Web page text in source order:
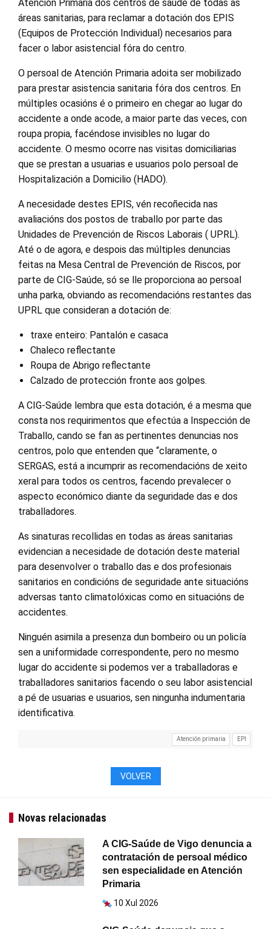
Atención Primaria dos centros de saúde de todas as
áreas sanitarias, para reclamar a dotación dos EPIS
(Equipos de Protección Individual) necesarios para
facer o labor asistencial fóra do centro.
O persoal de Atención Primaria adoita ser mobilizado
para prestar asistencia sanitaria fóra dos centros. En
múltiples ocasións é o primeiro en chegar ao lugar do
accidente a onde acode, a maior parte das veces, con
roupa propia, facéndose invisibles no lugar do
accidente. O mesmo ocorre nas visitas domiciliarias
que se prestan a usuarias e usuarios polo persoal de
Hospitalización a Domicilio (HADO).
A necesidade destes EPIS, vén recoñecida nas
avaliacións dos postos de traballo por parte das
Unidades de Prevención de Riscos Laborais ( UPRL).
Até o de agora, e despois das múltiples denuncias
feitas na Mesa Central de Prevención de Riscos, por
parte de CIG-Saúde, só se lle proporciona ao persoal
unha parka, obviando as recomendacións restantes das
UPRL que consideran a dotación de:
traxe enteiro: Pantalón e casaca
Chaleco reflectante
Roupa de Abrigo reflectante
Calzado de protección fronte aos golpes.
A CIG-Saúde lembra que esta dotación, é a mesma que
consta nos requirimentos que efectúa a Inspección de
Traballo, cando se fan as pertinentes denuncias nos
centros, polo que entenden que “claramente, o
SERGAS, está a incumprir as recomendacións de xeito
xeral para todos os centros, facendo prevalecer o
aspecto económico diante da seguridade das e dos
traballadores.
As sinaturas recollidas en todas as áreas sanitarias
evidencian a necesidade de dotación deste material
para desenvolver o traballo das e dos profesionais
sanitarios en condicións de seguridade ante situacións
adversas tanto climatolóxicas como en situacións de
accidentes.
Ninguén asimila a presenza dun bombeiro ou un policía
sen a uniformidade correspondente, pero no mesmo
lugar do accidente si podemos ver a traballadoras e
traballadores sanitarios facendo o seu labor asistencial
a pé de usuarias e usuarios, sen ningunha indumentaria
identificativa.
Atención primaria EPI
VOLVER
Novas relacionadas
A CIG-Saúde de Vigo denuncia a
contratación de persoal médico
sen especialidade en Atención
Primaria
10 Xul 2026